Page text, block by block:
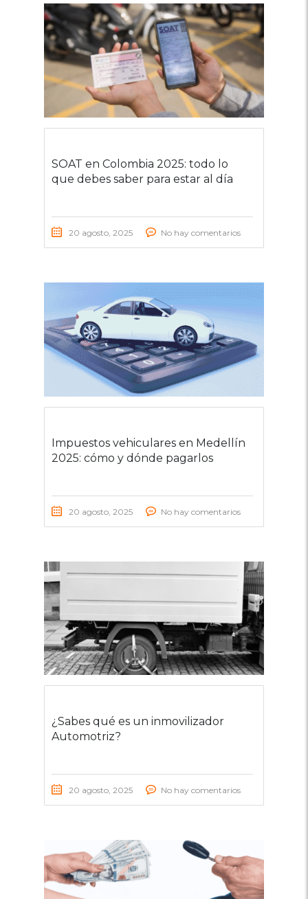
SOAT en Colombia 2025: todo lo
que debes saber para estar al día
20 agosto, 2025 No hay comentarios
Impuestos vehiculares en Medellín
2025: cómo y dónde pagarlos
20 agosto, 2025 No hay comentarios
¿Sabes qué es un inmovilizador
Automotriz?
20 agosto, 2025 No hay comentarios